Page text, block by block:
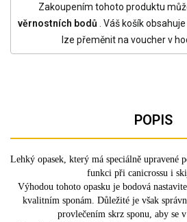
Zakoupením tohoto produktu
věrnostních bodů . Váš košík
lze přeměnit na voucher v
POPIS
Lehký opasek, který má speciálně upravené
funkci při canicrossu i
Výhodou tohoto opasku je bodová
kvalitním sponám. Důležité je však
provlečením skrz sponu, aby se